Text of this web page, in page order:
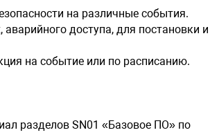
платы,
и
Модуль
на различные события.
доступа, для постановки и
на событие или по расписанию.
разделов SN01 «Базовое ПО» по